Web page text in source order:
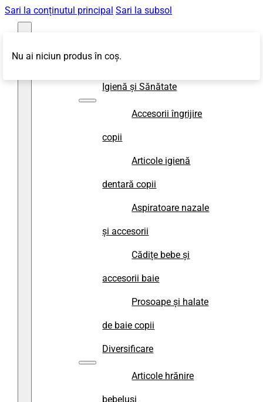
Sari la conținutul principal Sari la subsol
Igienă și Sănătate
Accesorii îngrijire
copii
Articole igienă
dentară copii
Aspiratoare nazale
și accesorii
Cădițe bebe și
accesorii baie
Prosoape și halate
de baie copii
Diversificare
Articole hrănire
bebeluși
Nu ai niciun produs în coș.